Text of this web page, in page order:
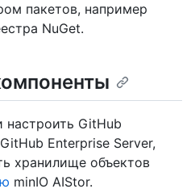
пакетов, например
NuGet.
GitHub
Enterprise Server,
хранилище объектов
minIO AIStor.